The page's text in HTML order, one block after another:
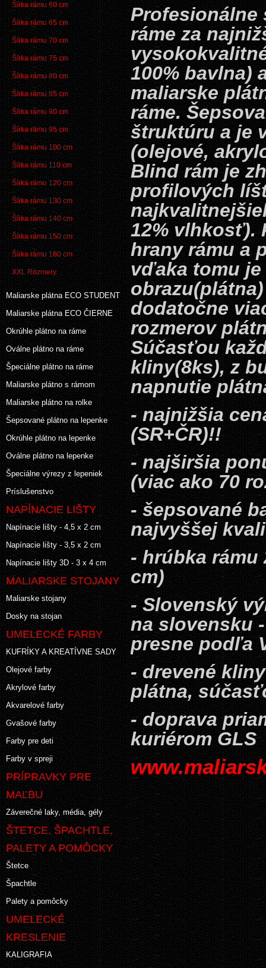
Šírka rámu 60 cm
Šírka rámu 65 cm
Šírka rámu 70 cm
Šírka rámu 75 cm
Šírka rámu 80 cm
Šírka rámu 85 cm
Šírka rámu 90 cm
Šírka rámu 95 cm
Šírka rámu 100 cm
Šírka rámu 110 cm
Šírka rámu 120 cm
Šírka rámu 130 cm
Šírka rámu 140 cm
Šírka rámu 150 cm
Šírka rámu 160 cm
XXL Rozmery
Maliarske plátna ECO STUDENT
Maliarske plátna ECO ČIERNE
Okrúhle plátno na ráme
Oválne plátno na ráme
Špeciálne plátno na ráme
Maliarske plátno s rámom
Maliarske plátno na rolke
Šepsované plátno na lepenke
Okrúhle plátno na lepenke
Oválne plátno na lepenke
Špeciálne výrezy z lepeniek
Príslušenstvo
NAPÍNACIE LIŠTY
Napínacie lišty - 4,5 x 2 cm
Napínacie lišty - 3,5 x 2 cm
Napínacie lišty 3D - 3 x 4 cm
MALIARSKE STOJANY
Maliarske stojany
Dosky na stojan
UMELECKÉ FARBY
KUFRÍKY A KREATÍVNE SADY
Olejové farby
Akrylové farby
Akvarelové farby
Gvašové farby
Farby pre deti
Farby v spreji
PRÍPRAVKY PRE
MAĽBU
Záverečné laky, média, gély
ŠTETCE, ŠPACHTLE,
PALETY A POMÔCKY
Štetce
Špachtle
Palety a pomôcky
UMELECKÉ
KRESLENIE
KALIGRAFIA
Profesionálne
ráme za
100% bavlna)
maliarske
ráme.
štruktúru a je
(olejové,
Blind rám je
profilových
12% vlhkosť).
hrany rámu a
vďaka tomu
dodatočne
rozmerov
Súčasťou
kliny(8ks), z
napnutie
- najnižšia
(SR+ČR)!!
- najširšia
(viac ako 70
- šepsované
najvyššej
- hrúbka
cm)
- Slovenský
na slovensku
presne podľa
- drevené
plátna,
- doprava
kuriérom GLS